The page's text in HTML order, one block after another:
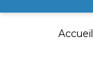
Accueil